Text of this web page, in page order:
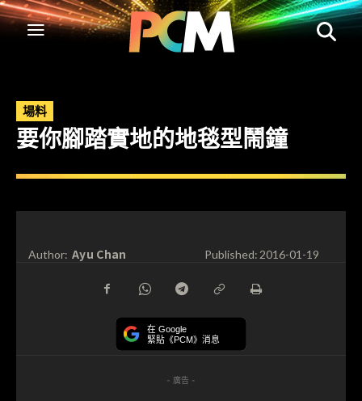
場料
要你腳踏實地的地毯型鬧鐘
Author: Ayu Chan Published:2016-01-19
在 Google
緊貼《PCM》消息
- 廣告 -